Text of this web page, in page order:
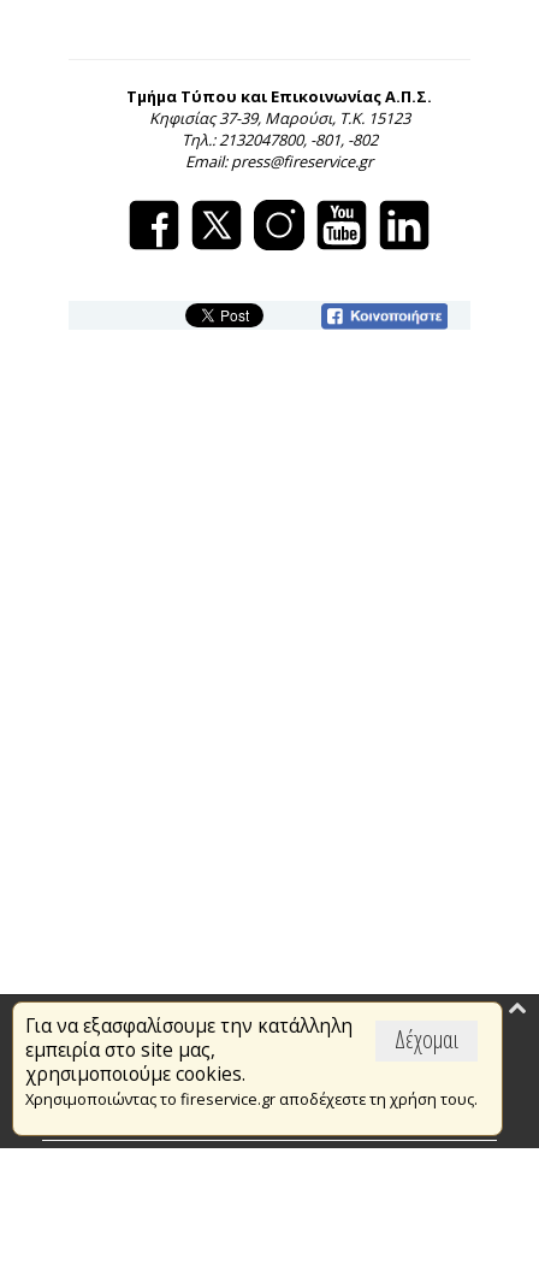
Τμήμα Τύπου και Επικοινωνίας Α.Π.Σ.
Κηφισίας 37-39, Μαρούσι, Τ.Κ. 15123
Τηλ.: 2132047800, -801, -802
Email: press@fireservice.gr
Δέχομαι
Για να εξασφαλίσουμε την κατάλληλη
εμπειρία στο site μας,
χρησιμοποιούμε cookies.
Χρησιμοποιώντας το fireservice.gr αποδέχεστε τη χρήση τους.
Επικαιρότητα
Το Πυροσβεστικό Σώμα